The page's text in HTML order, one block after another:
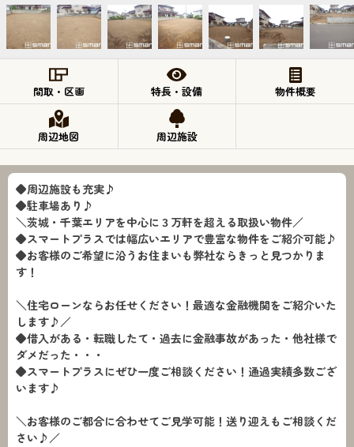
間取・区画 特長・設備 物件概要
周辺地図 周辺施設
◆周辺施設も充実♪
◆駐車場あり♪
＼茨城・千葉エリアを中心に３万軒を超える取扱い物件／
◆スマートプラスでは幅広いエリアで豊富な物件をご紹介可能♪
◆お客様のご希望に沿うお住まいも弊社ならきっと見つかりま
す！
＼住宅ローンならお任せください！最適な金融機関をご紹介いた
します♪／
◆借入がある・転職したて・過去に金融事故があった・他社様で
ダメだった・・・
◆スマートプラスにぜひ一度ご相談ください！通過実績多数ござ
います♪
＼お客様のご都合に合わせてご見学可能！送り迎えもご相談くだ
さい♪／